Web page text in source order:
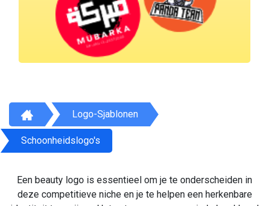
Logo-Sjablonen
Schoonheidslogo's
Een beauty logo is essentieel om je te onderscheiden in
deze competitieve niche en je te helpen een herkenbare